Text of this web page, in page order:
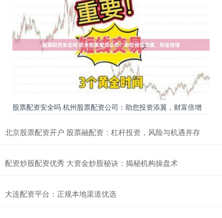
股票配资安全吗 杭州股票配资公司：助您投资添翼，财富倍增
北京股票配资开户 股票融配资：杠杆投资，风险与机遇并存
配资炒股配资优秀 大资金炒股秘诀：揭秘机构操盘术
大连配资平台：正规本地渠道优选